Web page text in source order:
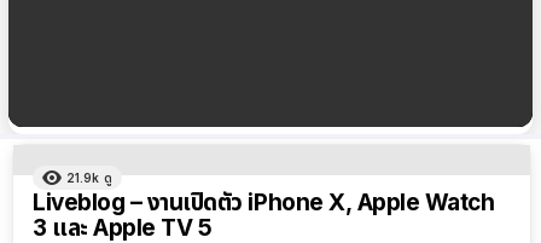
ผลลัพธ์
ทั้งหมด
เรียง
21.9k ดู
Liveblog – งานเปิดตัว iPhone X, Apple Watch
3 และ Apple TV 5